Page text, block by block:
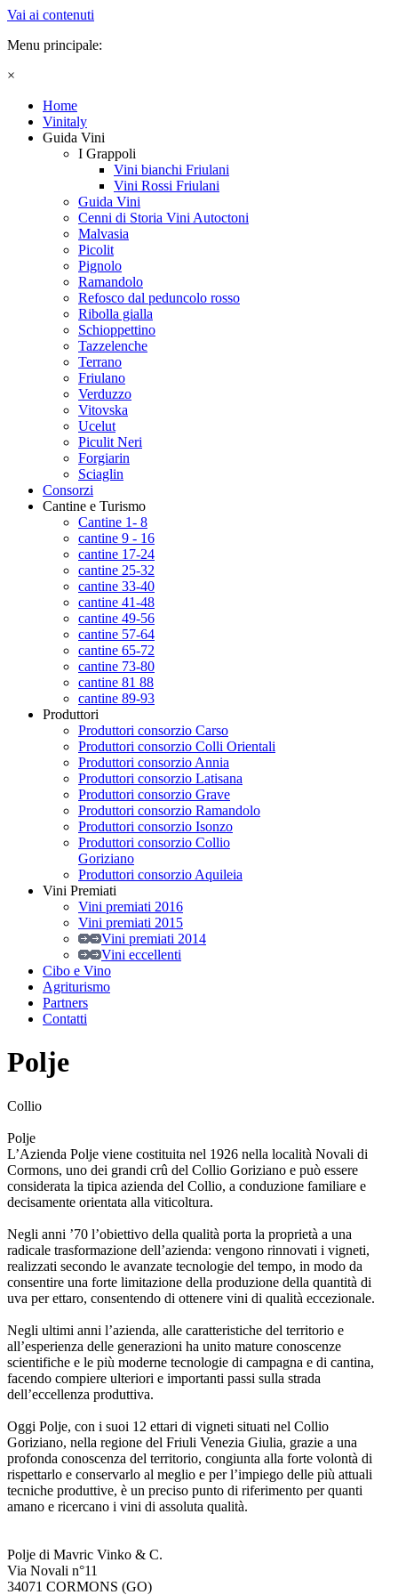
Vai ai contenuti
Menu principale:
×
Home
Vinitaly
Guida Vini
I Grappoli
Vini bianchi Friulani
Vini Rossi Friulani
Guida Vini
Cenni di Storia Vini Autoctoni
Malvasia
Picolit
Pignolo
Ramandolo
Refosco dal peduncolo rosso
Ribolla gialla
Schioppettino
Tazzelenche
Terrano
Friulano
Verduzzo
Vitovska
Ucelut
Piculit Neri
Forgiarin
Sciaglin
Consorzi
Cantine e Turismo
Cantine 1- 8
cantine 9 - 16
cantine 17-24
cantine 25-32
cantine 33-40
cantine 41-48
cantine 49-56
cantine 57-64
cantine 65-72
cantine 73-80
cantine 81 88
cantine 89-93
Produttori
Produttori consorzio Carso
Produttori consorzio Colli Orientali
Produttori consorzio Annia
Produttori consorzio Latisana
Produttori consorzio Grave
Produttori consorzio Ramandolo
Produttori consorzio Isonzo
Produttori consorzio Collio
Goriziano
Produttori consorzio Aquileia
Vini Premiati
Vini premiati 2016
Vini premiati 2015
Vini premiati 2014
Vini eccellenti
Cibo e Vino
Agriturismo
Partners
Contatti
Polje
Collio
Polje
L’Azienda Polje viene costituita nel 1926 nella località Novali di
Cormons, uno dei grandi crû del Collio Goriziano e può essere
considerata la tipica azienda del Collio, a conduzione familiare e
decisamente orientata alla viticoltura.
Negli anni ’70 l’obiettivo della qualità porta la proprietà a una
radicale trasformazione dell’azienda: vengono rinnovati i vigneti,
realizzati secondo le avanzate tecnologie del tempo, in modo da
consentire una forte limitazione della produzione della quantità di
uva per ettaro, consentendo di ottenere vini di qualità eccezionale.
Negli ultimi anni l’azienda, alle caratteristiche del territorio e
all’esperienza delle generazioni ha unito mature conoscenze
scientifiche e le più moderne tecnologie di campagna e di cantina,
facendo compiere ulteriori e importanti passi sulla strada
dell’eccellenza produttiva.
Oggi Polje, con i suoi 12 ettari di vigneti situati nel Collio
Goriziano, nella regione del Friuli Venezia Giulia, grazie a una
profonda conoscenza del territorio, congiunta alla forte volontà di
rispettarlo e conservarlo al meglio e per l’impiego delle più attuali
tecniche produttive, è un preciso punto di riferimento per quanti
amano e ricercano i vini di assoluta qualità.
Polje di Mavric Vinko & C.
Via Novali n°11
34071 CORMONS (GO)